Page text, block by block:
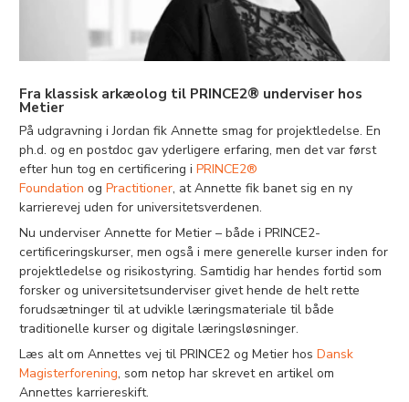
Fra klassisk arkæolog til PRINCE2® underviser hos
Metier
På udgravning i Jordan fik Annette smag for projektledelse. En
ph.d. og en postdoc gav yderligere erfaring, men det var først
efter hun tog en certificering i PRINCE2®
Foundation og Practitioner, at Annette fik banet sig en ny
karrierevej uden for universitetsverdenen.
Nu underviser Annette for Metier – både i PRINCE2-
certificeringskurser, men også i mere generelle kurser inden for
projektledelse og risikostyring. Samtidig har hendes fortid som
forsker og universitetsunderviser givet hende de helt rette
forudsætninger til at udvikle læringsmateriale til både
traditionelle kurser og digitale læringsløsninger.
Læs alt om Annettes vej til PRINCE2 og Metier hos Dansk
Magisterforening, som netop har skrevet en artikel om
Annettes karriereskift.